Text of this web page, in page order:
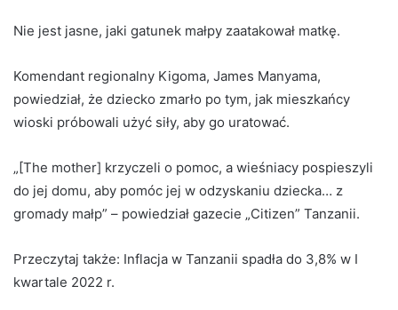
Nie jest jasne, jaki gatunek małpy zaatakował matkę.
Komendant regionalny Kigoma, James Manyama,
powiedział, że dziecko zmarło po tym, jak mieszkańcy
wioski próbowali użyć siły, aby go uratować.
„[The mother] krzyczeli o pomoc, a wieśniacy pospieszyli
do jej domu, aby pomóc jej w odzyskaniu dziecka… z
gromady małp” – powiedział gazecie „Citizen” Tanzanii.
Przeczytaj także: Inflacja w Tanzanii spadła do 3,8% w I
kwartale 2022 r.